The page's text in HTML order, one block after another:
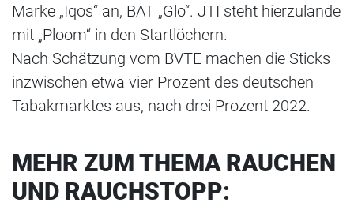
Marke „Iqos“ an, BAT „Glo“. JTI steht hierzulande
mit „Ploom“ in den Startlöchern.
Nach Schätzung vom BVTE machen die Sticks
inzwischen etwa vier Prozent des deutschen
Tabakmarktes aus, nach drei Prozent 2022.
MEHR ZUM THEMA RAUCHEN
UND RAUCHSTOPP: